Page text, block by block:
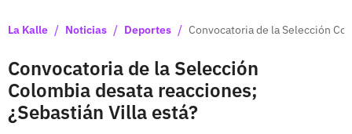
La Kalle / Noticias / Deportes / Convocatoria de la Selección
Convocatoria de la Selección
Colombia desata reacciones;
¿Sebastián Villa está?